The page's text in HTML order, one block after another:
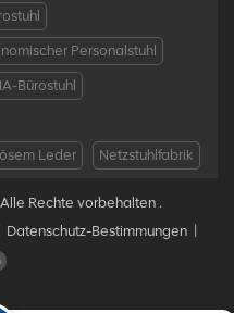
Personalstuhl
Bürostuhl
Leder Netzstuhlfabrik
Rechte vorbehalten .
Datenschutz-Bestimmungen